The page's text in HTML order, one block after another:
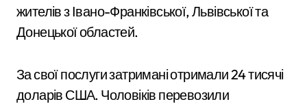
жителів з Івано-Франківської, Львівської та
Донецької областей.
За свої послуги затримані отримали 24 тисячі
доларів США. Чоловіків перевозили